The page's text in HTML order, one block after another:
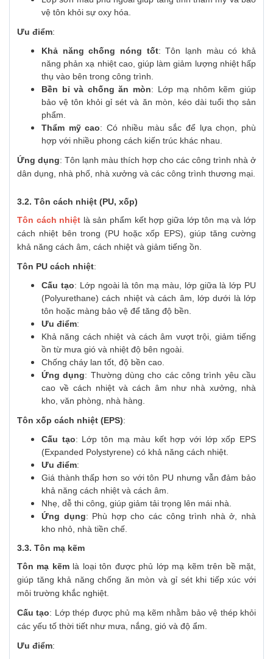
vệ tôn khỏi sự oxy hóa.
Ưu điểm:
Khả năng chống nóng tốt: Tôn lạnh màu có khả
năng phản xạ nhiệt cao, giúp làm giảm lượng nhiệt hấp
thụ vào bên trong công trình.
Bền bỉ và chống ăn mòn: Lớp mạ nhôm kẽm giúp
bảo vệ tôn khỏi gỉ sét và ăn mòn, kéo dài tuổi thọ sản
phẩm.
Thẩm mỹ cao: Có nhiều màu sắc để lựa chọn, phù
hợp với nhiều phong cách kiến trúc khác nhau.
Ứng dụng: Tôn lạnh màu thích hợp cho các công trình nhà ở
dân dụng, nhà phố, nhà xưởng và các công trình thương mại.
3.2. Tôn cách nhiệt (PU, xốp)
Tôn cách nhiệt là sản phẩm kết hợp giữa lớp tôn mạ và lớp
cách nhiệt bên trong (PU hoặc xốp EPS), giúp tăng cường
khả năng cách âm, cách nhiệt và giảm tiếng ồn.
Tôn PU cách nhiệt:
Cấu tạo: Lớp ngoài là tôn mạ màu, lớp giữa là lớp PU
(Polyurethane) cách nhiệt và cách âm, lớp dưới là lớp
tôn hoặc màng bảo vệ để tăng độ bền.
Ưu điểm:
Khả năng cách nhiệt và cách âm vượt trội, giảm tiếng
ồn từ mưa gió và nhiệt độ bên ngoài.
Chống cháy lan tốt, độ bền cao.
Ứng dụng: Thường dùng cho các công trình yêu cầu
cao về cách nhiệt và cách âm như nhà xưởng, nhà
kho, văn phòng, nhà hàng.
Tôn xốp cách nhiệt (EPS):
Cấu tạo: Lớp tôn mạ màu kết hợp với lớp xốp EPS
(Expanded Polystyrene) có khả năng cách nhiệt.
Ưu điểm:
Giá thành thấp hơn so với tôn PU nhưng vẫn đảm bảo
khả năng cách nhiệt và cách âm.
Nhẹ, dễ thi công, giúp giảm tải trọng lên mái nhà.
Ứng dụng: Phù hợp cho các công trình nhà ở, nhà
kho nhỏ, nhà tiền chế.
3.3. Tôn mạ kẽm
Tôn mạ kẽmlà loại tôn được phủ lớp mạ kẽm trên bề mặt,
giúp tăng khả năng chống ăn mòn và gỉ sét khi tiếp xúc với
môi trường khắc nghiệt.
Cấu tạo: Lớp thép được phủ mạ kẽm nhằm bảo vệ thép khỏi
các yếu tố thời tiết như mưa, nắng, gió và độ ẩm.
Ưu điểm: